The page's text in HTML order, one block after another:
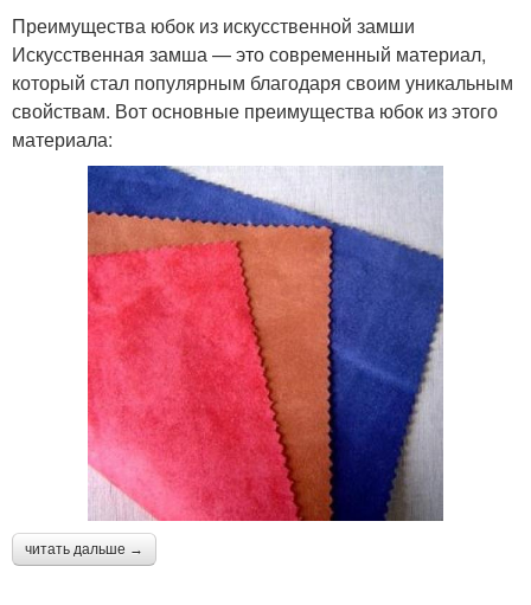
Преимущества юбок из искусственной замши
Искусственная замша — это современный материал,
который стал популярным благодаря своим уникальным
свойствам. Вот основные преимущества юбок из этого
материала:
читать дальше →